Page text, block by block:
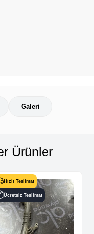
Galeri
Ürünler
Hızlı Teslimat
Ücretsiz Teslimat